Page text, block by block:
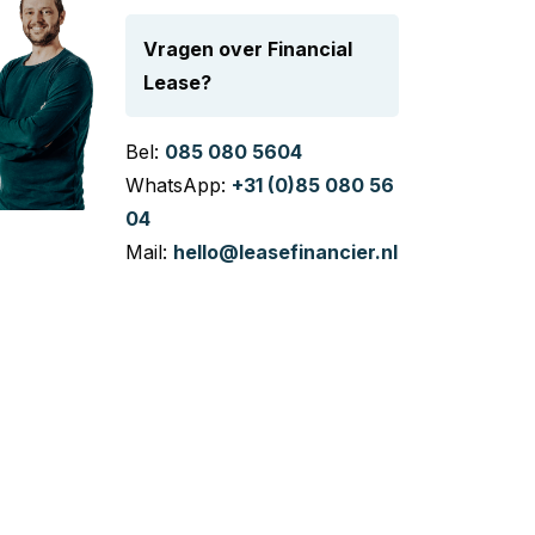
Vragen over Financial
Lease?
Bel: 085 080 5604
WhatsApp: +31 (0)85 080 56
04
Mail: hello@leasefinancier.nl